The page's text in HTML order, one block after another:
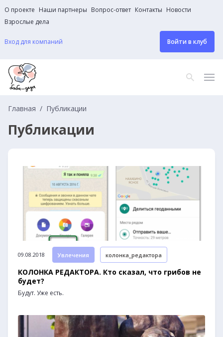
О проекте Наши партнеры Вопрос-ответ Контакты Новости
Взрослые дела
Вход для компаний Войти в клуб
Главная Публикации
Публикации
09.08.2018 Увлечения колонка_редактора
КОЛОНКА РЕДАКТОРА. Кто сказал, что грибов не
будет?
Будут. Уже есть.